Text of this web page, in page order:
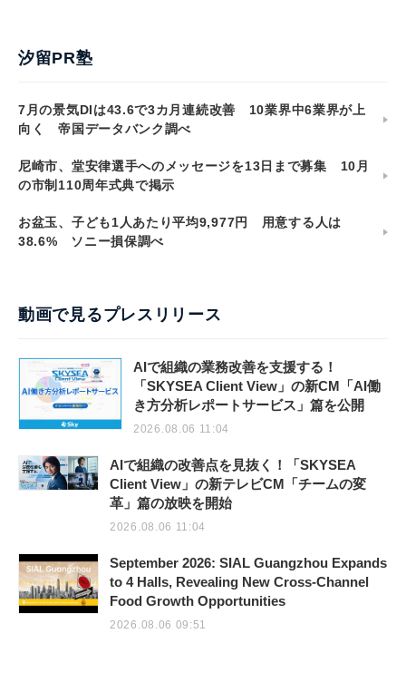
汐留PR塾
7月の景気DIは43.6で3カ月連続改善 10業界中6業界が上
向く 帝国データバンク調べ
尼崎市、堂安律選手へのメッセージを13日まで募集 10月
の市制110周年式典で掲示
お盆玉、子ども1人あたり平均9,977円 用意する人は
38.6% ソニー損保調べ
動画で見るプレスリリース
AIで組織の業務改善を支援する！
「SKYSEA Client View」の新CM「AI働
き方分析レポートサービス」篇を公開
2026.08.06 11:04
AIで組織の改善点を見抜く！「SKYSEA
Client View」の新テレビCM「チームの変
革」篇の放映を開始
2026.08.06 11:04
September 2026: SIAL Guangzhou Expands
to 4 Halls, Revealing New Cross-Channel
Food Growth Opportunities
2026.08.06 09:51